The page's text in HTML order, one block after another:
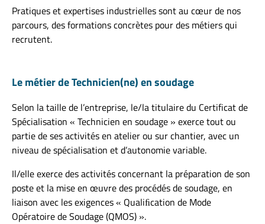
Pratiques et expertises industrielles sont au cœur de nos
parcours, des formations concrètes pour des métiers qui
recrutent.
Le métier de Technicien(ne) en soudage
Selon la taille de l’entreprise, le/la titulaire du Certificat de
Spécialisation « Technicien en soudage » exerce tout ou
partie de ses activités en atelier ou sur chantier, avec un
niveau de spécialisation et d’autonomie variable.
Il/elle exerce des activités concernant la préparation de son
poste et la mise en œuvre des procédés de soudage, en
liaison avec les exigences « Qualiﬁcation de Mode
Opératoire de Soudage (QMOS) ».